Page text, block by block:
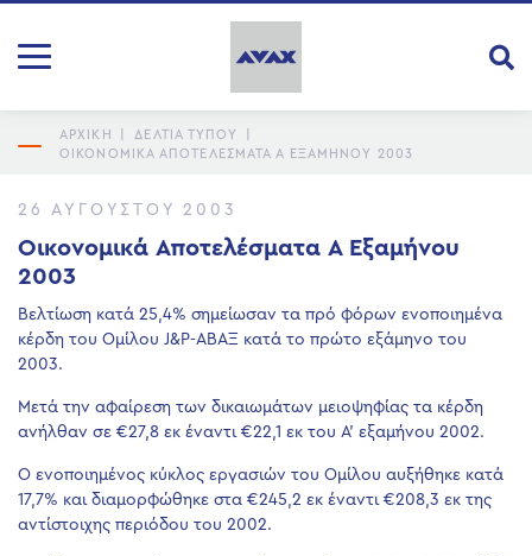
ΑΡΧΙΚΗ ΔΕΛΤΙΑ ΤΥΠΟΥ
ΟΙΚΟΝΟΜΙΚΆ ΑΠΟΤΕΛΈΣΜΑΤΑ Α ΕΞΑΜΉΝΟΥ 2003
26 ΑΥΓΟΎΣΤΟΥ 2003
Οικονομικά Αποτελέσματα Α Εξαμήνου
2003
Βελτίωση κατά 25,4% σημείωσαν τα πρό φόρων ενοποιημένα
κέρδη του Ομίλου J&P-ΑΒΑΞ κατά το πρώτο εξάμηνο του
2003.
Μετά την αφαίρεση των δικαιωμάτων μειοψηφίας τα κέρδη
ανήλθαν σε €27,8 εκ έναντι €22,1 εκ του Α’ εξαμήνου 2002.
Ο ενοποιημένος κύκλος εργασιών του Ομίλου αυξήθηκε κατά
17,7% και διαμορφώθηκε στα €245,2 εκ έναντι €208,3 εκ της
αντίστοιχης περιόδου του 2002.